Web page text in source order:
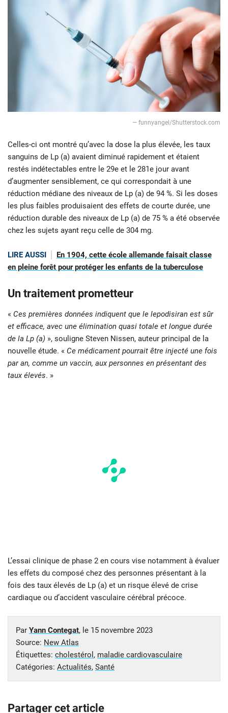
― funnyangel/Shutterstock.com
Celles-ci ont montré qu’avec la dose la plus élevée, les taux
sanguins de Lp (a) avaient diminué rapidement et étaient
restés indétectables entre le 29e et le 281e jour avant
d’augmenter sensiblement, ce qui correspondait à une
réduction médiane des niveaux de Lp (a) de 94 %. Si les doses
les plus faibles produisaient des effets de courte durée, une
réduction durable des niveaux de Lp (a) de 75 % a été observée
chez les sujets ayant reçu celle de 304 mg.
LIRE AUSSI
En 1904, cette école allemande faisait classe
en pleine forêt pour protéger les enfants de la tuberculose
Un traitement prometteur
« Ces premières données indiquent que le lepodisiran est sûr
et efficace, avec une élimination quasi totale et longue durée
de la Lp (a) », souligne Steven Nissen, auteur principal de la
nouvelle étude. « Ce médicament pourrait être injecté une fois
par an, comme un vaccin, aux personnes en présentant des
taux élevés. »
L’essai clinique de phase 2 en cours vise notamment à évaluer
les effets du composé chez des personnes présentant à la
fois des taux élevés de Lp (a) et un risque élevé de crise
cardiaque ou d’accident vasculaire cérébral précoce.
Par Yann Contegat, le 15 novembre 2023
Source: New Atlas
Étiquettes: cholestérol , maladie cardiovasculaire
Catégories: Actualités, Santé
Partager cet article